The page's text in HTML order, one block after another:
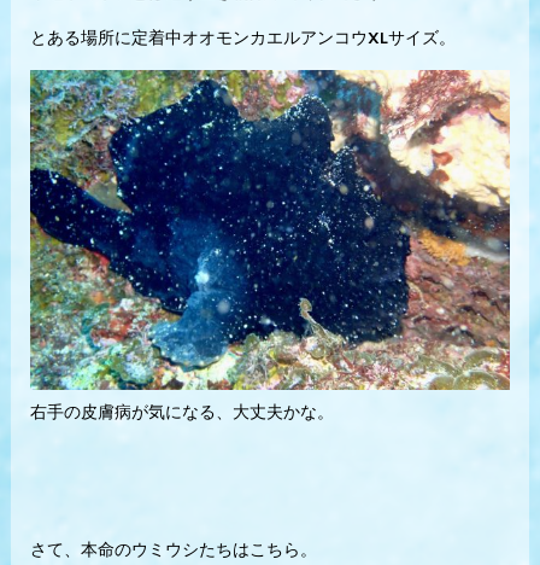
とある場所に定着中オオモンカエルアンコウXLサイズ。
右手の皮膚病が気になる、大丈夫かな。
さて、本命のウミウシたちはこちら。